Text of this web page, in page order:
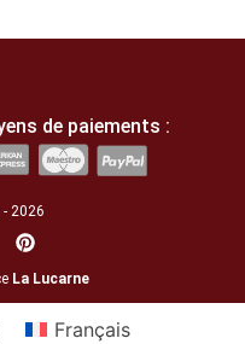
de paiements :
2026
La Lucarne
Français